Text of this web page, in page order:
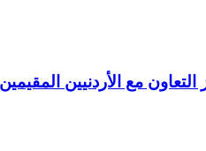
مع الأردنيين المقيمين